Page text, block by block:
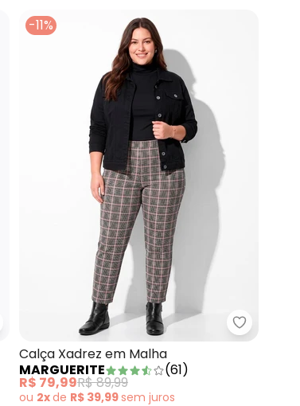
- Vestido Floral Azul em Tule
-11%
Calça Xadrez em Malha
MARGUERITE
(61)
R$ 79,99R$ 89,99
ou 2xde R$ 39,99sem juros